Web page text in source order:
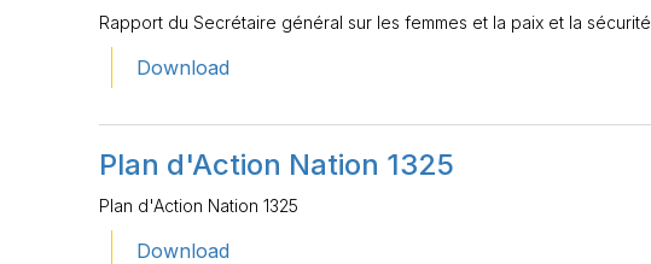
Rapport du Secrétaire général sur les femmes et la paix et la sécurité
Download
Plan d'Action Nation 1325
Plan d'Action Nation 1325
Download